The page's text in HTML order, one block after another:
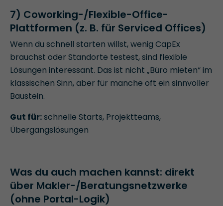
7) Coworking-/Flexible-Office-
Plattformen (z. B. für Serviced Offices)
Wenn du schnell starten willst, wenig CapEx
brauchst oder Standorte testest, sind flexible
Lösungen interessant. Das ist nicht „Büro mieten“ im
klassischen Sinn, aber für manche oft ein sinnvoller
Baustein.
Gut für:schnelle Starts, Projektteams,
Übergangslösungen
Was du auch machen kannst: direkt
über Makler-/Beratungsnetzwerke
(ohne Portal-Logik)